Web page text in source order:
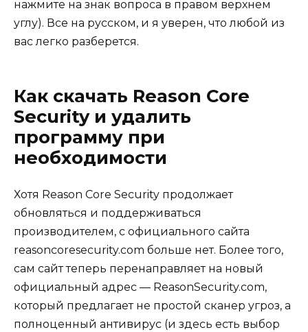
нажмите на знак вопроса в правом верхнем
углу). Все на русском, и я уверен, что любой из
вас легко разберется.
Как скачать Reason Core
Security и удалить
программу при
необходимости
Хотя Reason Core Security продолжает
обновляться и поддерживаться
производителем, с официального сайта
reasoncoresecurity.com больше нет. Более того,
сам сайт теперь перенаправляет на новый
официальный адрес — ReasonSecurity.com,
который предлагает не простой сканер угроз, а
полноценный антивирус (и здесь есть выбор